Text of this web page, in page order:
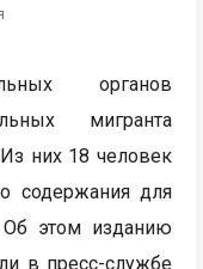
органов
мигранта
них 18 человек
содержания для
Об этом изданию
в пресс-службе